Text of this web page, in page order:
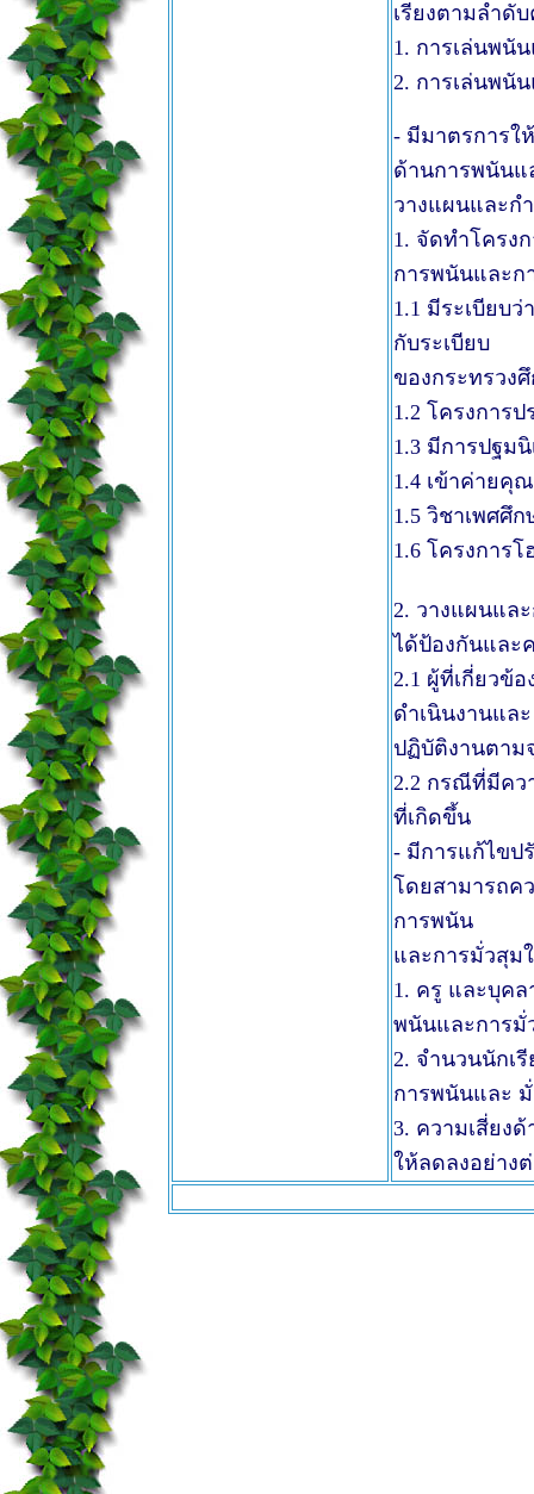
เรียงตามลำดั
1. การเล่นพนั
2. การเล่นพนั
- มีมาตรการใ
ด้านการพนันแ
วางแผนและก
1. จัดทำโครง
การพนันและก
1.1 มีระเบียบ
กับระเบียบ
ของกระทรวง
1.2 โครงการ
1.3 มีการปฐม
1.4 เข้าค่ายคุ
1.5 วิชาเพศศึก
1.6 โครงการโ
2. วางแผนแล
ได้ป้องกันและ
2.1 ผู้ที่เกี่ยวข้
ดำเนินงานและ
ปฏิบัติงานตาม
2.2 กรณีที่มีคว
ที่เกิดขึ้น
- มีการแก้ไขป
โดยสามารถค
การพนัน
และการมั่วสุม
1. ครู และบุคล
พนันและการมั่
2. จำนวนนักเ
การพนันและ
3. ความเสี่ยง
ให้ลดลงอย่าง